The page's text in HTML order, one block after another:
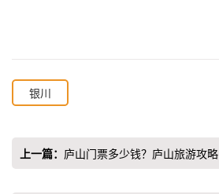
银川
上一篇： 庐山门票多少钱？庐山旅游攻略